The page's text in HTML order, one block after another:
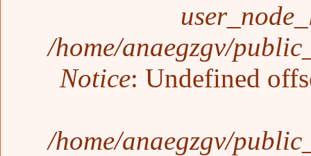
/home/anaegzgv/
Notice: Undefined
/home/anaegzgv/